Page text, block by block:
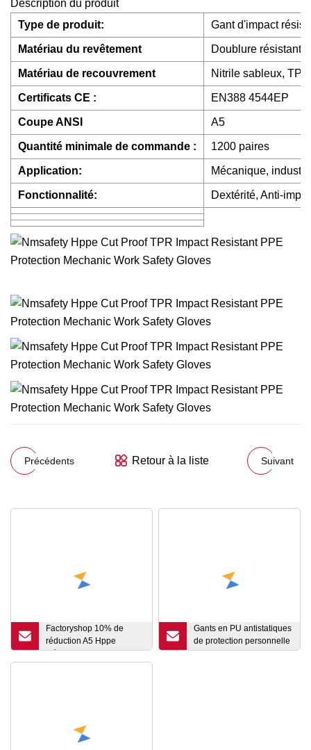
Description du produit
Type de produit:
Gant d'impact
Matériau du revêtement Doublure
Matériau de recouvrement Nitrile sableux,
Certificats CE : EN388 4544EP
Coupe ANSI A5
Quantité minimale de commande : 1200 paires
Application: Mécanique,
Fonctionnalité: Dextérité, Anti-
Précédents Retour à la liste Suivant
Factoryshop 10% de
réduction A5 Hppe
Résistant aux coupures
écran tactile
Gants en PU antistatiques
de protection personnelle
enduits de PU gris pour le